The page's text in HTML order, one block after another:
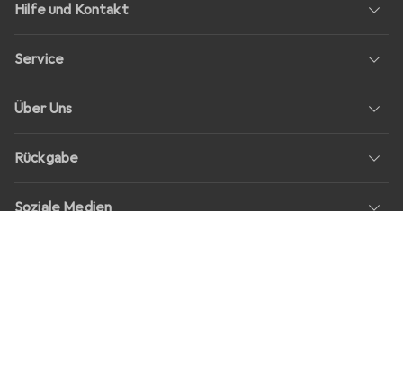
Hilfe und Kontakt
Service
Über Uns
Rückgabe
Soziale Medien